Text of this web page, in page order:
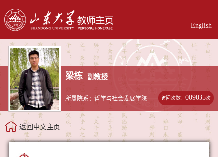
English
梁栋 副教授
所属院系：哲学与社会发展学院 访问次数：009035次
返回中文主页